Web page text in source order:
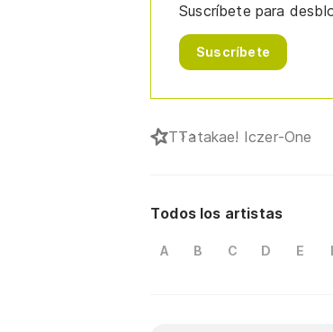
Suscríbete para
Suscríbete
TTatakae! Iczer-One
Todos los artistas
A B C D E